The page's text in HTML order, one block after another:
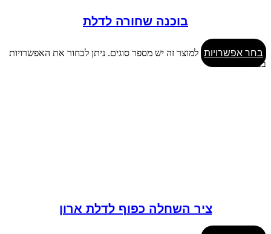
בוכנה שחורה לדלת
בחר אפשרויות למוצר זה יש מספר סוגים. ניתן לבחור את האפשרויות
בעמוד המוצר
ציר השחלה כפוף לדלת ארון